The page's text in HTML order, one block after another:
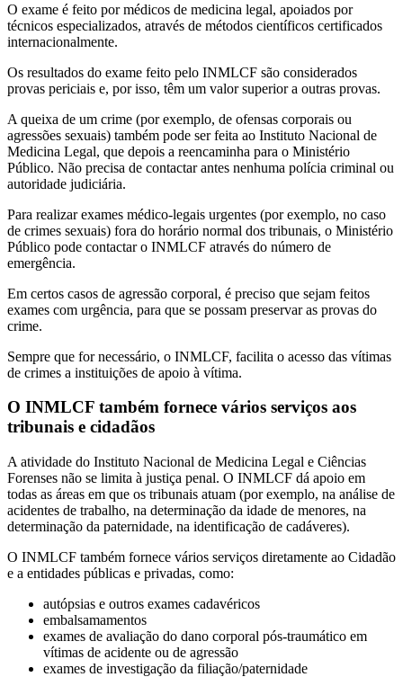
O exame é feito por médicos de medicina legal, apoiados por
técnicos especializados, através de métodos científicos certificados
internacionalmente.
Os resultados do exame feito pelo INMLCF são considerados
provas periciais e, por isso, têm um valor superior a outras provas.
A queixa de um crime (por exemplo, de ofensas corporais ou
agressões sexuais) também pode ser feita ao Instituto Nacional de
Medicina Legal, que depois a reencaminha para o Ministério
Público. Não precisa de contactar antes nenhuma polícia criminal ou
autoridade judiciária.
Para realizar exames médico-legais urgentes (por exemplo, no caso
de crimes sexuais) fora do horário normal dos tribunais, o Ministério
Público pode contactar o INMLCF através do número de
emergência.
Em certos casos de agressão corporal, é preciso que sejam feitos
exames com urgência, para que se possam preservar as provas do
crime.
Sempre que for necessário, o INMLCF, facilita o acesso das vítimas
de crimes a instituições de apoio à vítima.
O INMLCF também fornece vários serviços aos
tribunais e cidadãos
A atividade do Instituto Nacional de Medicina Legal e Ciências
Forenses não se limita à justiça penal. O INMLCF dá apoio em
todas as áreas em que os tribunais atuam (por exemplo, na análise de
acidentes de trabalho, na determinação da idade de menores, na
determinação da paternidade, na identificação de cadáveres).
O INMLCF também fornece vários serviços diretamente ao Cidadão
e a entidades públicas e privadas, como:
autópsias e outros exames cadavéricos
embalsamamentos
exames de avaliação do dano corporal pós-traumático em
vítimas de acidente ou de agressão
exames de investigação da filiação/paternidade